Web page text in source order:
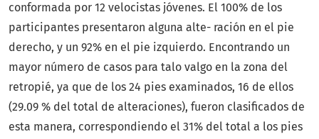
conformada por 12 velocistas jóvenes. El 100% de los
participantes presentaron alguna alte- ración en el pie
derecho, y un 92% en el pie izquierdo. Encontrando un
mayor número de casos para talo valgo en la zona del
retropié, ya que de los 24 pies examinados, 16 de ellos
(29.09 % del total de alteraciones), fueron clasificados de
esta manera, correspondiendo el 31% del total a los pies